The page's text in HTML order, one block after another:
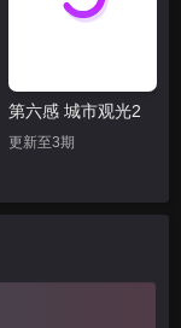
第六感 城市观光2
更新至3期